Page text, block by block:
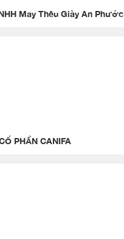
May Thêu Giày An Phước
PHẦN CANIFA